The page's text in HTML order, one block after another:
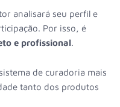
analisará seu perfil e
Por isso, é
e profissional.
de curadoria mais
tanto dos produtos